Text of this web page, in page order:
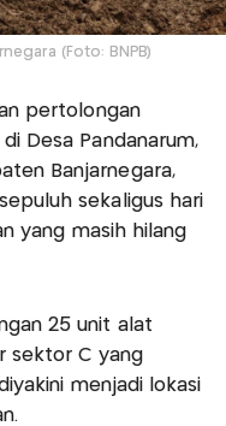
(Foto: BNPB)
pertolongan
Desa Pandanarum,
Banjarnegara,
sekaligus hari
yang masih hilang
25 unit alat
sektor C yang
menjadi lokasi